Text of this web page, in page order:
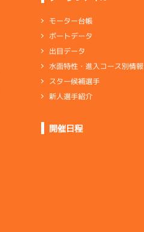
モーター台帳
ボートデータ
出目データ
水面特性・進入コース別情報
スター候補選手
新人選手紹介
開催日程